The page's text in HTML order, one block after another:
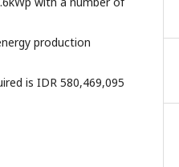
production
is IDR 580,469,095